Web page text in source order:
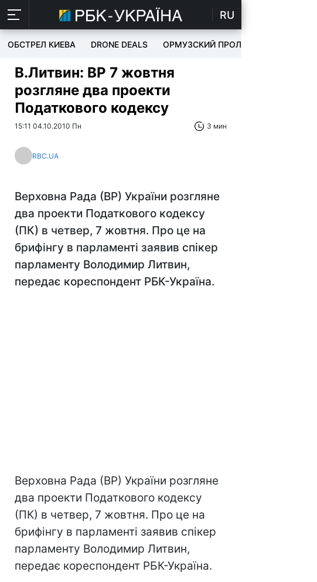
RU
ОБСТРЕЛ КИЕВА DRONE DEALS ОРМУЗСКИЙ ПРОЛИВ
В.Литвин: ВР 7 жовтня
розгляне два проекти
Податкового кодексу
15:11 04.10.2010 Пн 3 мин
RBC.UA
Верховна Рада (ВР) України розгляне
два проекти Податкового кодексу
(ПК) в четвер, 7 жовтня. Про це на
брифінгу в парламенті заявив спікер
парламенту Володимир Литвин,
передає кореспондент РБК-Україна.
Верховна Рада (ВР) України розгляне
два проекти Податкового кодексу
(ПК) в четвер, 7 жовтня. Про це на
брифінгу в парламенті заявив спікер
парламенту Володимир Литвин,
передає кореспондент РБК-Україна.